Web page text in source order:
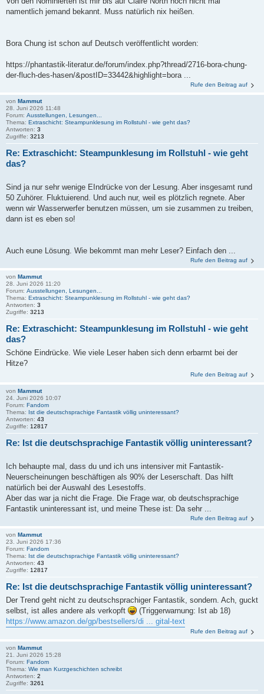
namentlich jemand bekannt. Muss natürlich nix heißen.
Bora Chung ist schon auf Deutsch veröffentlicht worden:
https://phantastik-literatur.de/forum/index.php?thread/2716-bora-chung-
der-fluch-des-hasen/&postID=33442&highlight=bora ...
Rufe den Beitrag auf
von Mammut
28. Juni 2026 11:48
Forum: Ausstellungen, Lesungen...
Thema: Extraschicht: Steampunklesung im Rollstuhl - wie geht das?
Antworten: 3
Zugriffe: 3213
Re: Extraschicht: Steampunklesung im Rollstuhl - wie geht
das?
Sind ja nur sehr wenige EIndrücke von der Lesung. Aber insgesamt rund
50 Zuhörer. Fluktuierend. Und auch nur, weil es plötzlich regnete. Aber
wenn wir Wasserwerfer benutzen müssen, um sie zusammen zu treiben,
dann ist es eben so!
Auch eune Lösung. Wie bekommt man mehr Leser? Einfach den ...
Rufe den Beitrag auf
von Mammut
28. Juni 2026 11:20
Forum: Ausstellungen, Lesungen...
Thema: Extraschicht: Steampunklesung im Rollstuhl - wie geht das?
Antworten: 3
Zugriffe: 3213
Re: Extraschicht: Steampunklesung im Rollstuhl - wie geht
das?
Schöne Eindrücke. Wie viele Leser haben sich denn erbarmt bei der
Hitze?
Rufe den Beitrag auf
von Mammut
24. Juni 2026 10:07
Forum: Fandom
Thema: Ist die deutschsprachige Fantastik völlig uninteressant?
Antworten: 43
Zugriffe: 12817
Re: Ist die deutschsprachige Fantastik völlig uninteressant?
Ich behaupte mal, dass du und ich uns intensiver mit Fantastik-
Neuerscheinungen beschäftigen als 90% der Leserschaft. Das hilft
natürlich bei der Auswahl des Lesestoffs.
Aber das war ja nicht die Frage. Die Frage war, ob deutschsprachige
Fantastik uninteressant ist, und meine These ist: Da sehr ...
Rufe den Beitrag auf
von Mammut
23. Juni 2026 17:36
Forum: Fandom
Thema:
Ist die deutschsprachige Fantastik völlig uninteressant?
Antworten: 43
Zugriffe: 12817
Re: Ist die deutschsprachige Fantastik völlig uninteressant?
Der Trend geht nicht zu deutschsprachiger Fantastik, sondern. Ach, guckt
selbst, ist alles andere als verkopft
(Triggerwarnung: Ist ab 18)
https://www.amazon.de/gp/bestsellers/di ... gital-text
Rufe den Beitrag auf
von Mammut
21. Juni 2026 15:28
Forum: Fandom
Thema: Wie man Kurzgeschichten schreibt
Antworten: 2
Zugriffe: 3261